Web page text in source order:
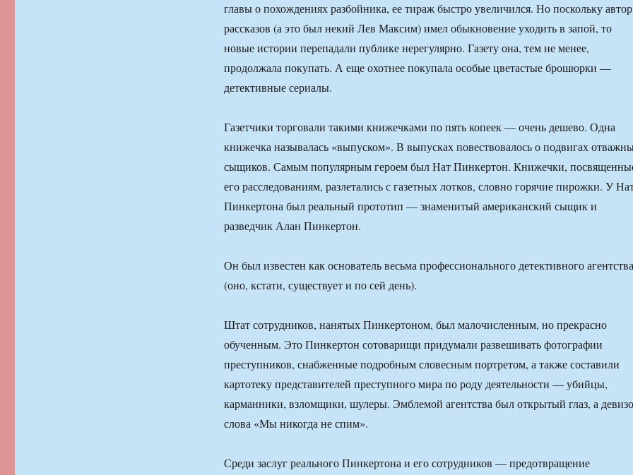
главы о похождениях разбойника, ее тираж быстро увеличился. Но поскольку автор
рассказов (а это был некий Лев Максим) имел обыкновение уходить в запой, то
новые истории перепадали публике нерегулярно. Газету она, тем не менее,
продолжала покупать. А еще охотнее покупала особые цветастые брошюрки —
детективные сериалы.
Газетчики торговали такими книжечками по пять копеек — очень дешево. Одна
книжечка называлась «выпуском». В выпусках повествовалось о подвигах
сыщиков. Самым популярным героем был Нат Пинкертон. Книжечки,
его расследованиям, разлетались с газетных лотков, словно горячие пирожки. У
Пинкертона был реальный прототип — знаменитый американский сыщик и
разведчик Алан Пинкертон.
Он был известен как основатель весьма профессионального детективного агентства
(оно, кстати, существует и по сей день).
Штат сотрудников, нанятых Пинкертоном, был малочисленным, но прекрасно
обученным. Это Пинкертон сотоварищи придумали развешивать фотографии
преступников, снабженные подробным словесным портретом, а также составили
картотеку представителей преступного мира по роду деятельности — убийцы,
карманники, взломщики, шулеры. Эмблемой агентства был открытый глаз, а
слова «Мы никогда не спим».
Среди заслуг реального Пинкертона и его сотрудников — предотвращение